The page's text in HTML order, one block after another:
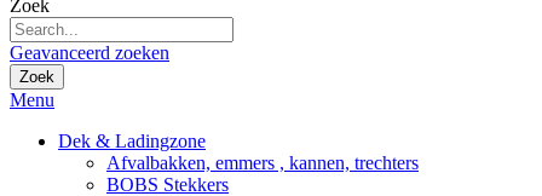
Zoek
Geavanceerd zoeken
Zoek
Menu
Dek & Ladingzone
Afvalbakken, emmers , kannen, trechters
BOBS Stekkers